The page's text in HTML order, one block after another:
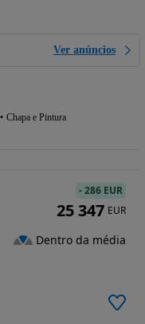
Ver anúncios
Chapa e Pintura
-286 EUR
25 347 EUR
Dentro da média